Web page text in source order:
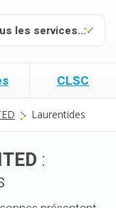
CLSC
Laurentides
: